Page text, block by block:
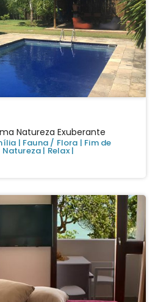
Natureza Exuberante
| Fauna / Flora | Fim de
Natureza | Relax|